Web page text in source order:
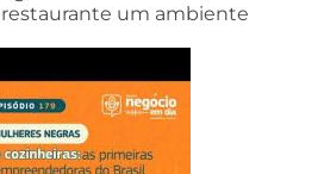
um ambiente